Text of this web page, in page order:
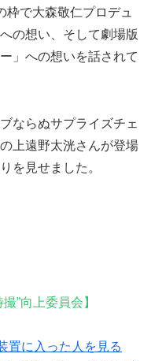
で大森敬仁プロデュ
の想い、そして劇場版
」への想いを話されて
ならぬサプライズチェ
上遠野太洸さんが登場
を見せました。
”向上委員会】
置に入った人を見る